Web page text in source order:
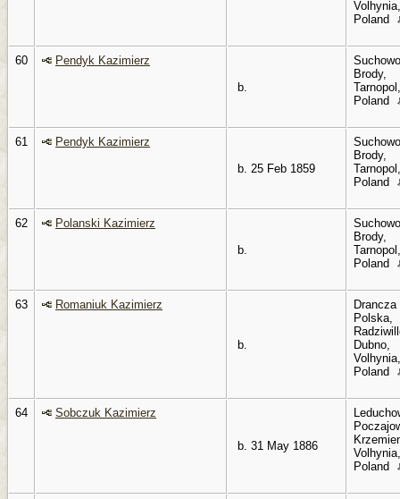
Volhynia,
Poland
60
Pendyk Kazimierz
b.
Brody,
Tarnopol,
Poland
61
Pendyk Kazimierz
b. 25 Feb 1859
Brody,
Tarnopol,
Poland
62
Polanski Kazimierz
b.
Brody,
Tarnopol,
Poland
63 Romaniuk Kazimierz
b.
Drancza
Polska,
Dubno,
Volhynia,
Poland
64 Sobczuk Kazimierz
b. 31 May 1886
Volhynia,
Poland